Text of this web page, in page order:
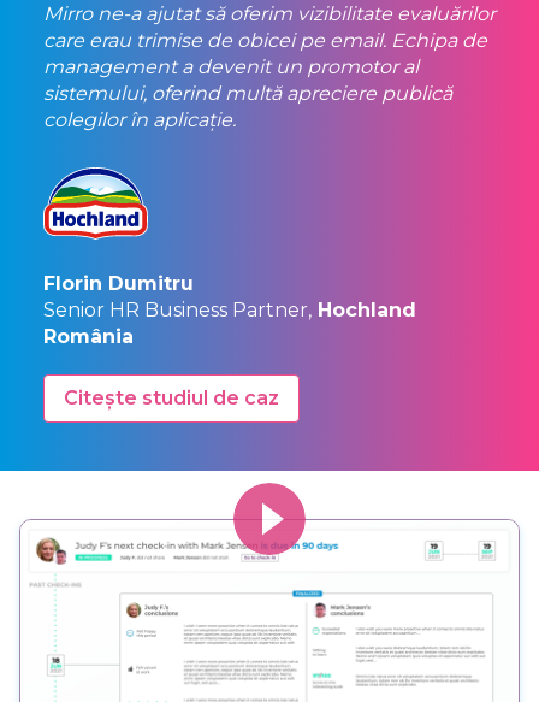
Mirro ne-a ajutat să oferim vizibilitate evaluărilor
care erau trimise de obicei pe email. Echipa de
management a devenit un promotor al
sistemului, oferind multă apreciere publică
colegilor în aplicație.
Florin Dumitru
Senior HR Business Partner, Hochland
România
Citește studiul de caz